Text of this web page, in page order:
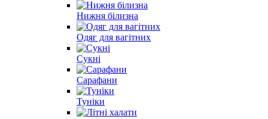
Нижня білизна
Одяг для вагітних
Сукні
Сарафани
Туніки